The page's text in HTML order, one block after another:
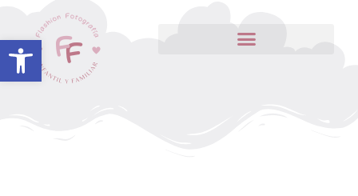
Abrir barra de herramientas